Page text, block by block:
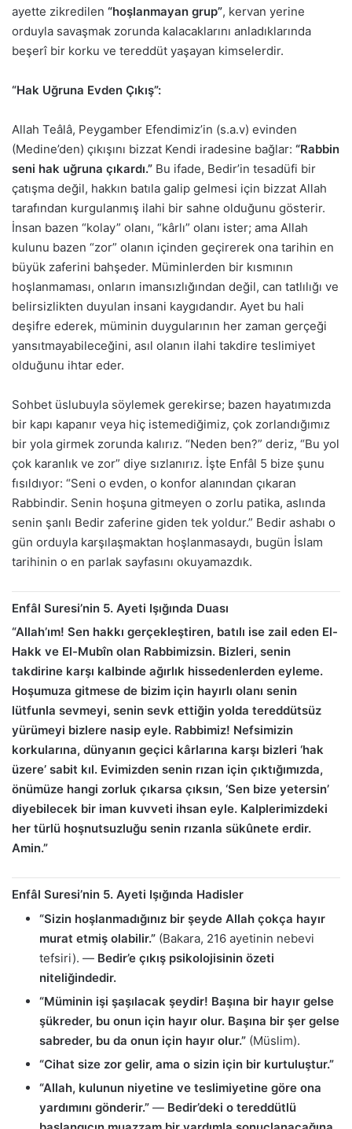
ayette zikredilen “hoşlanmayan grup”, kervan yerine
orduyla savaşmak zorunda kalacaklarını anladıklarında
beşerî bir korku ve tereddüt yaşayan kimselerdir.
“Hak Uğruna Evden Çıkış”:
Allah Teâlâ, Peygamber Efendimiz’in (s.a.v) evinden
(Medine’den) çıkışını bizzat Kendi iradesine bağlar: “Rabbin
seni hak uğruna çıkardı.” Bu ifade, Bedir’in tesadüfi bir
çatışma değil, hakkın batıla galip gelmesi için bizzat Allah
tarafından kurgulanmış ilahi bir sahne olduğunu gösterir.
İnsan bazen “kolay” olanı, “kârlı” olanı ister; ama Allah
kulunu bazen “zor” olanın içinden geçirerek ona tarihin en
büyük zaferini bahşeder. Müminlerden bir kısmının
hoşlanmaması, onların imansızlığından değil, can tatlılığı ve
belirsizlikten duyulan insani kaygıdandır. Ayet bu hali
deşifre ederek, müminin duygularının her zaman gerçeği
yansıtmayabileceğini, asıl olanın ilahi takdire teslimiyet
olduğunu ihtar eder.
Sohbet üslubuyla söylemek gerekirse; bazen hayatımızda
bir kapı kapanır veya hiç istemediğimiz, çok zorlandığımız
bir yola girmek zorunda kalırız. “Neden ben?” deriz, “Bu yol
çok karanlık ve zor” diye sızlanırız. İşte Enfâl 5 bize şunu
fısıldıyor: “Seni o evden, o konfor alanından çıkaran
Rabbindir. Senin hoşuna gitmeyen o zorlu patika, aslında
senin şanlı Bedir zaferine giden tek yoldur.” Bedir ashabı o
gün orduyla karşılaşmaktan hoşlanmasaydı, bugün İslam
tarihinin o en parlak sayfasını okuyamazdık.
Enfâl Suresi’nin 5. Ayeti Işığında Duası
“Allah’ım! Sen hakkı gerçekleştiren, batılı ise zail eden El-
Hakk ve El-Mubîn olan Rabbimizsin. Bizleri, senin
takdirine karşı kalbinde ağırlık hissedenlerden eyleme.
Hoşumuza gitmese de bizim için hayırlı olanı senin
lütfunla sevmeyi, senin sevk ettiğin yolda tereddütsüz
yürümeyi bizlere nasip eyle. Rabbimiz! Nefsimizin
korkularına, dünyanın geçici kârlarına karşı bizleri ‘hak
üzere’ sabit kıl. Evimizden senin rızan için çıktığımızda,
önümüze hangi zorluk çıkarsa çıksın, ‘Sen bize yetersin’
diyebilecek bir iman kuvveti ihsan eyle. Kalplerimizdeki
her türlü hoşnutsuzluğu senin rızanla sükûnete erdir.
Amin.”
Enfâl Suresi’nin 5. Ayeti Işığında Hadisler
“Sizin hoşlanmadığınız bir şeyde Allah çokça hayır
murat etmiş olabilir.” (Bakara, 216 ayetinin nebevi
tefsiri). — Bedir’e çıkış psikolojisinin özeti
niteliğindedir.
“Müminin işi şaşılacak şeydir! Başına bir hayır gelse
şükreder, bu onun için hayır olur. Başına bir şer gelse
sabreder, bu da onun için hayır olur.” (Müslim).
“Cihat size zor gelir, ama o sizin için bir kurtuluştur.”
“Allah, kulunun niyetine ve teslimiyetine göre ona
yardımını gönderir.” — Bedir’deki o tereddütlü